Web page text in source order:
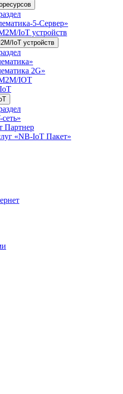
5-Сервер»
IoT устройств
IoT устройств
2G»
IOT
Партнер
«NB-IoT Пакет»